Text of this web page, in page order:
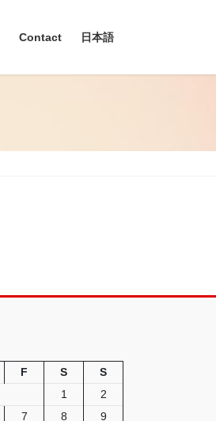
Contact 日本語
F S
S
1
2
7 8
9